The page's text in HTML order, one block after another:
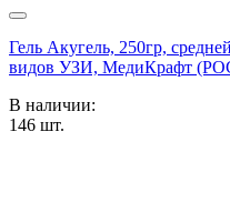
Гель Акугель, 250гр,
видов УЗИ, МедиКрафт
В наличии:
146 шт.